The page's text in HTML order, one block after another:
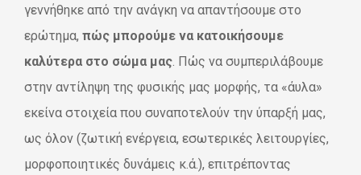
γεννήθηκε από την ανάγκη να απαντήσουμε στο
ερώτημα, πώς μπορούμε να κατοικήσουμε
καλύτερα στο σώμα μας Πώς να συμπεριλάβουμε
στην αντίληψη της φυσικής μας μορφής, τα «άυλα»
εκείνα στοιχεία που συναποτελούν την ύπαρξή μας,
ως όλον (ζωτική ενέργεια, εσωτερικές λειτουργίες,
μορφοποιητικές δυνάμεις κ.ά.), επιτρέποντας